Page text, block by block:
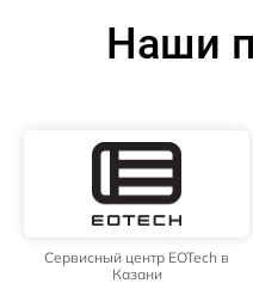
Наши
Сервисный центр EOTech в
Казани